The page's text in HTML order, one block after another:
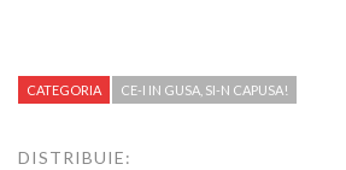
CATEGORIA CE-I IN GUSA, SI-N CAPUSA!
DISTRIBUIE: